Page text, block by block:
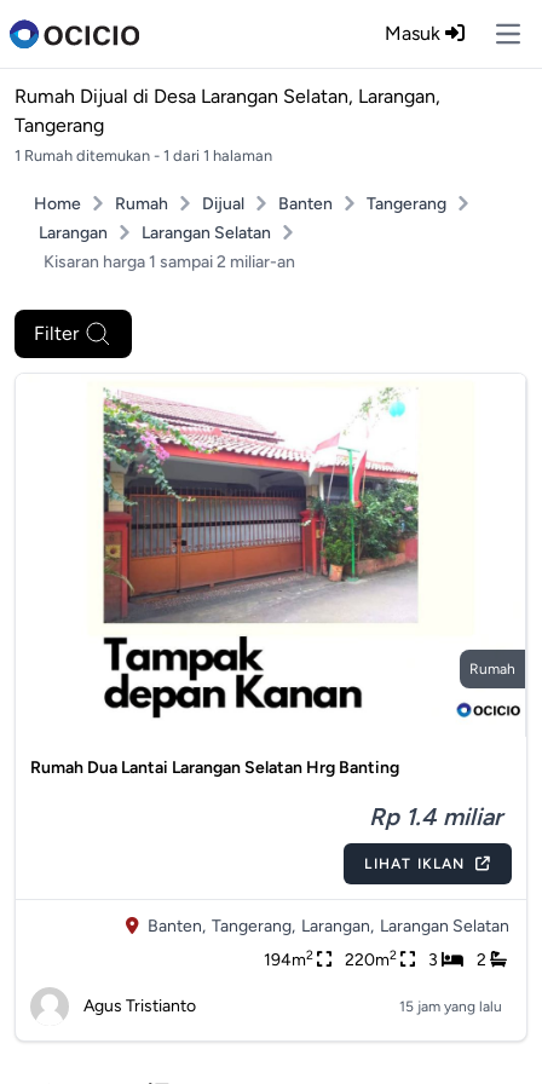
Masuk
Rumah Dijual di Desa Larangan Selatan, Larangan,
Tangerang
1 Rumah ditemukan - 1 dari 1 halaman
Home Rumah Dijual Banten
Tangerang
Larangan
Larangan Selatan
Kisaran harga 1 sampai 2 miliar-an
Filter
Rumah
Rumah Dua Lantai Larangan Selatan Hrg Banting
Rp 1.4 miliar
LIHAT IKLAN
Banten, Tangerang, Larangan, Larangan Selatan
194m2 220m2 3 2
Agus Tristianto 15 jam yang lalu